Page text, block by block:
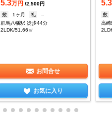
5.3万円 /2,500円
敷
1ヶ月 礼
--
群馬八幡駅 徒歩44分
2LDK/51.66㎡
お問合せ
お気に入り
5.3
敷
高